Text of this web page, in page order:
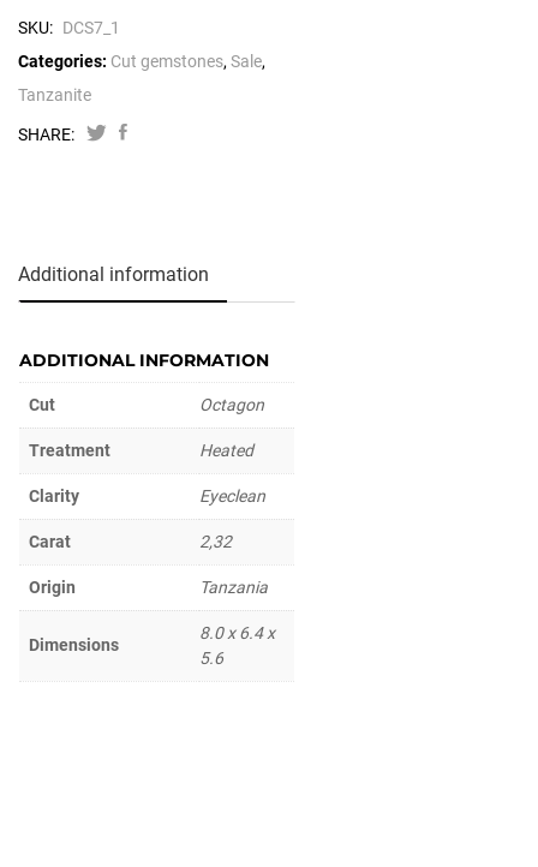
SKU: DCS7_1
Categories: Cut gemstones,Sale,
Tanzanite
SHARE:
Additional information
ADDITIONAL INFORMATION
Cut Octagon
Treatment Heated
Clarity Eyeclean
Carat 2,32
Origin Tanzania
Dimensions
8.0 x 6.4 x
5.6